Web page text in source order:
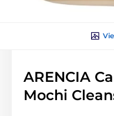
ARENCIA
Mochi